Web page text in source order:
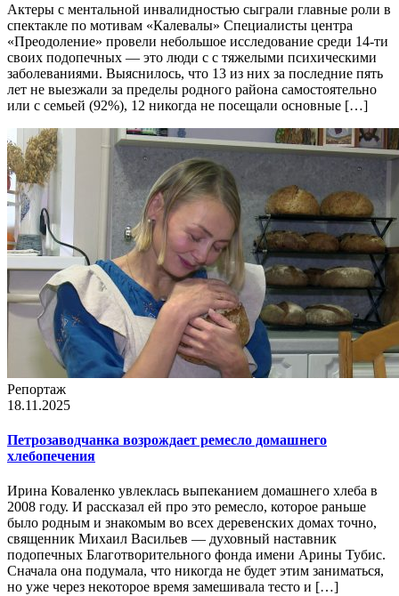
Актеры с ментальной инвалидностью сыграли главные роли в
спектакле по мотивам «Калевалы» Специалисты центра
«Преодоление» провели небольшое исследование среди 14-ти
своих подопечных — это люди с с тяжелыми психическими
заболеваниями. Выяснилось, что 13 из них за последние пять
лет не выезжали за пределы родного района самостоятельно
или с семьей (92%), 12 никогда не посещали основные […]
Репортаж
18.11.2025
Петрозаводчанка возрождает ремесло домашнего
хлебопечения
Ирина Коваленко увлеклась выпеканием домашнего хлеба в
2008 году. И рассказал ей про это ремесло, которое раньше
было родным и знакомым во всех деревенских домах точно,
священник Михаил Васильев — духовный наставник
подопечных Благотворительного фонда имени Арины Тубис.
Сначала она подумала, что никогда не будет этим заниматься,
но уже через некоторое время замешивала тесто и […]